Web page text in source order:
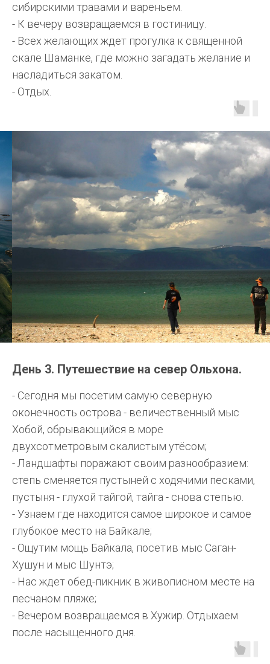
сибирскими травами и вареньем.
- К вечеру возвращаемся в гостиницу.
- Всех желающих ждет прогулка к священной
скале Шаманке, где можно загадать желание и
насладиться закатом.
- Отдых.
День 3. Путешествие на север Ольхона.
- Сегодня мы посетим самую северную
оконечность острова - величественный мыс
Хобой, обрывающийся в море
двухсотметровым скалистым утёсом;
- Ландшафты поражают своим разнообразием:
степь сменяется пустыней с ходячими песками,
пустыня - глухой тайгой, тайга - снова степью.
- Узнаем где находится самое широкое и самое
глубокое место на Байкале;
- Ощутим мощь Байкала, посетив мыс Саган-
Хушун и мыс Шунтэ;
- Нас ждет обед-пикник в живописном месте на
песчаном пляже;
- Вечером возвращаемся в Хужир. Отдыхаем
после насыщенного дня.